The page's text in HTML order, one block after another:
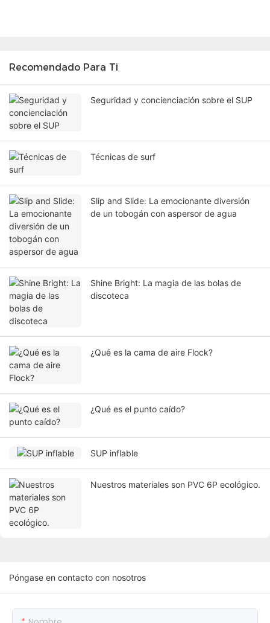
Recomendado Para Ti
Seguridad y concienciación sobre el SUP
Técnicas de surf
Slip and Slide: La emocionante diversión
de un tobogán con aspersor de agua
Shine Bright: La magia de las bolas de
discoteca
¿Qué es la cama de aire Flock?
¿Qué es el punto caído?
SUP inflable
Nuestros materiales son PVC 6P ecológico.
Póngase en contacto con nosotros